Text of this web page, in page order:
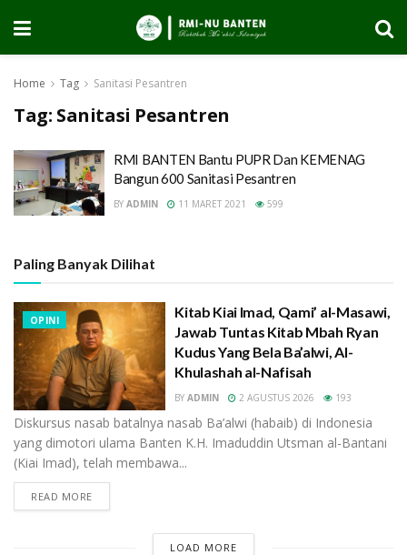
Home Tag Sanitasi Pesantren
Tag: Sanitasi Pesantren
RMI BANTEN Bantu PUPR Dan KEMENAG
Bangun 600 Sanitasi Pesantren
BY ADMIN 11 MARET 2021 599
Paling Banyak Dilihat
OPINI
Kitab Kiai Imad, Qami’ al-Masawi,
Jawab Tuntas Kitab Mbah Ryan
Kudus Yang Bela Ba’alwi, Al-
Khulashah al-Nafisah
BY ADMIN 2 AGUSTUS 2026 193
Diskursus nasab batalnya nasab Ba’alwi (habaib) di Indonesia
yang dimotori ulama Banten K.H. Imaduddin Utsman al-Bantani
(Kiai Imad), telah membawa...
READ MORE
LOAD MORE